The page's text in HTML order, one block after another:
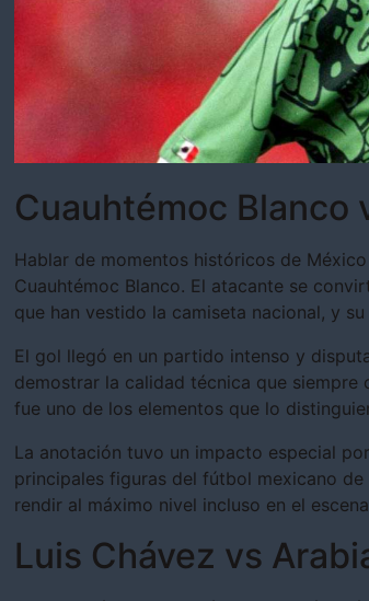
Cuauhtémoc Blanco
Hablar de momentos históricos de
Cuauhtémoc Blanco. El atacante se
que han vestido la camiseta nacional, y
El gol llegó en un partido intenso y
demostrar la calidad técnica que
fue uno de los elementos que lo
La anotación tuvo un impacto especial
principales figuras del fútbol mexicano
rendir al máximo nivel incluso en el
Luis Chávez vs